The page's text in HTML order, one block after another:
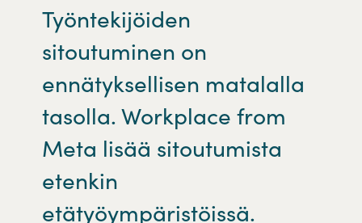
Työntekijöiden
sitoutuminen on
ennätyksellisen matalalla
tasolla. Workplace from
Meta lisää sitoutumista
etenkin
etätyöympäristöissä.